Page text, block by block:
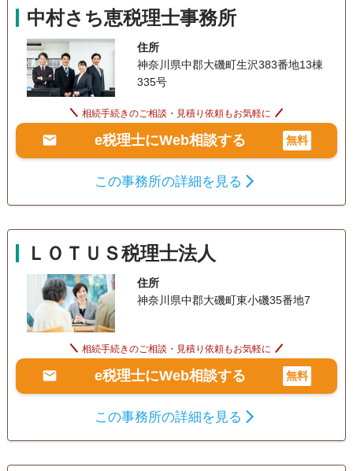
中村さち恵税理士事務所
住所
神奈川県中郡大磯町生沢383番地13棟
335号
相続手続きのご相談・見積り依頼もお気軽に
e税理士にWeb相談する 無料
この事務所の詳細を見る
ＬＯＴＵＳ税理士法人
住所
神奈川県中郡大磯町東小磯35番地7
相続手続きのご相談・見積り依頼もお気軽に
e税理士にWeb相談する 無料
この事務所の詳細を見る